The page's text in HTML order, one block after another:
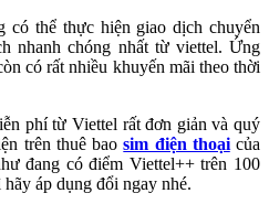
thể thực hiện giao dịch chuyển
nhanh chóng nhất từ viettel. Ứng
có rất nhiều khuyến mãi theo thời
phí từ Viettel rất đơn giản và quý
trên thuê baosim điện thoạicủa
đang có điểm Viettel++ trên 100
áp dụng đổi ngay nhé.